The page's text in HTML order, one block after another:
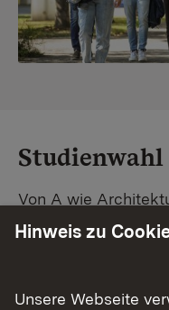
Studienwahl
Von A wie
Baden-
Studiengangsuche
Hinweis zu
Unsere Webseite